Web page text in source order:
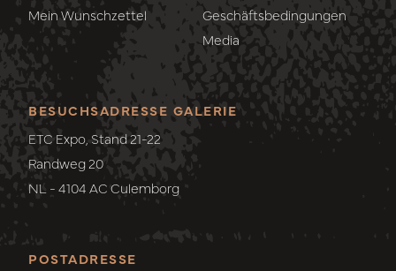
Mein Wunschzettel
Geschäftsbedingungen
Media
POSTADRESSE
BESUCHSADRESSE GALERIE
ETC Expo, Stand 21-22
Randweg 20
NL - 4104 AC Culemborg